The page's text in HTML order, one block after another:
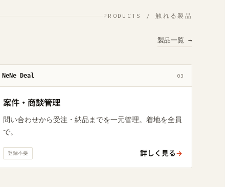
PRODUCTS / 触れる製品
製品一覧 →
NeNe Deal 03
案件・商談管理
問い合わせから受注・納品までを一元管理。着地を全員
で。
登録不要 詳しく見る→